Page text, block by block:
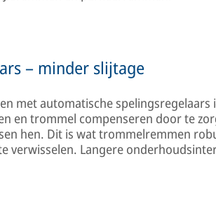
– minder slijtage
met automatische spelingsregelaars
en trommel compenseren door te
hen. Dit is wat trommelremmen
verwisselen. Langere